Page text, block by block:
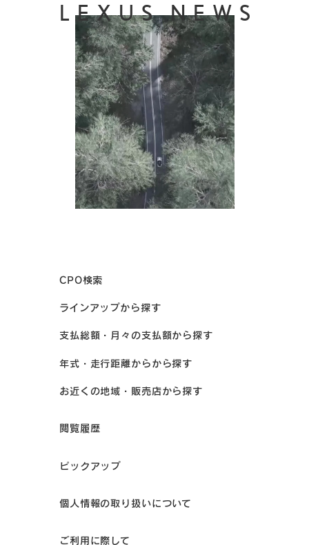
LEXUS NEWS
CPO検索
ラインアップから探す
支払総額・月々の支払額から探す
年式・走行距離からから探す
お近くの地域・販売店から探す
閲覧履歴
ピックアップ
個人情報の取り扱いについて
ご利用に際して